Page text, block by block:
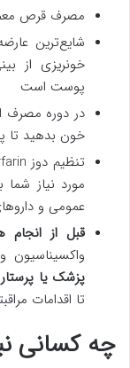
مصرف قرص
شایع‌ترین
خونریزی از
پوست است
در دوره
خون بدهید تا
مورد نیاز
عمومی و
قبل از انجام
پزشک یا
تا اقدامات
چه کسانی